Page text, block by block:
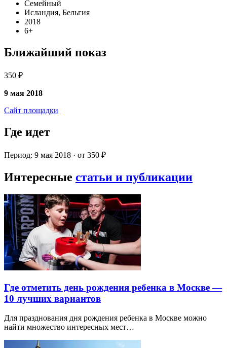
Семейный
Исландия, Бельгия
2018
6+
Ближайший показ
350 ₽
9 мая 2018
Сайт площадки
Где идет
Период: 9 мая 2018 · от 350 ₽
Интересные статьи и публикации
Где отметить день рождения ребенка в Москве —
10 лучших вариантов
Для празднования дня рождения ребенка в Москве можно
найти множество интересных мест…